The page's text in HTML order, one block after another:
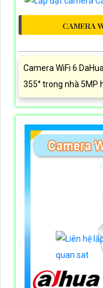
CAMERA
Camera WiFi 6
355° trong nhà 5MP